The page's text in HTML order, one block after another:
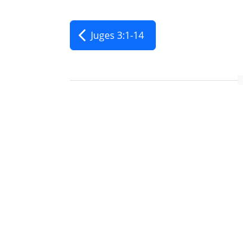
Juges 3:1-14